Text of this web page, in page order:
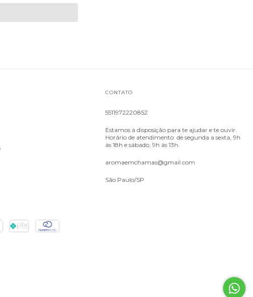
CONTATO
5511972220852
Estamos à disposição para te ajudar e te ouvir.
Horário de atendimento: de segunda a sexta, 9h
às 18h e sábado, 9h às 13h.
aromaemchamas@gmail.com
São Paulo/SP